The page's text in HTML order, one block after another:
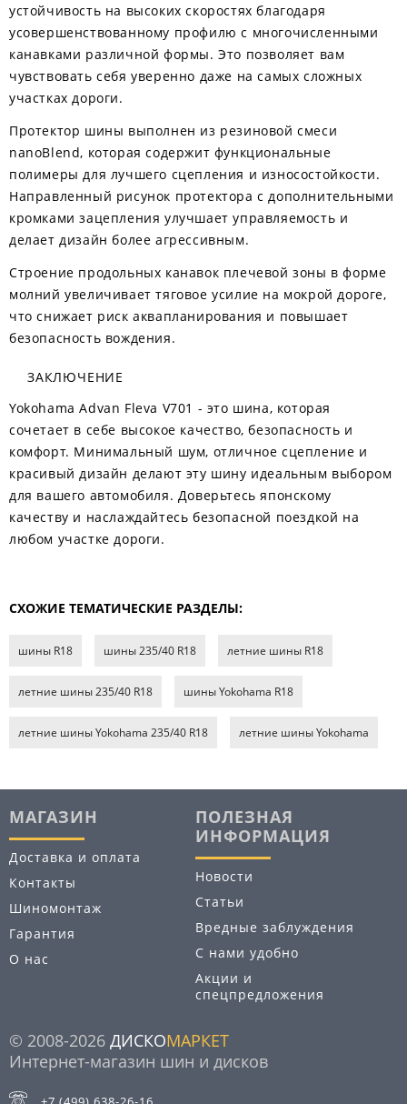
устойчивость на высоких скоростях благодаря
усовершенствованному профилю с многочисленными
канавками различной формы. Это позволяет вам
чувствовать себя уверенно даже на самых сложных
участках дороги.
Протектор шины выполнен из резиновой смеси
nanoBlend, которая содержит функциональные
полимеры для лучшего сцепления и износостойкости.
Направленный рисунок протектора с дополнительными
кромками зацепления улучшает управляемость и
делает дизайн более агрессивным.
Строение продольных канавок плечевой зоны в форме
молний увеличивает тяговое усилие на мокрой дороге,
что снижает риск аквапланирования и повышает
безопасность вождения.
ЗАКЛЮЧЕНИЕ
Yokohama Advan Fleva V701 - это шина, которая
сочетает в себе высокое качество, безопасность и
комфорт. Минимальный шум, отличное сцепление и
красивый дизайн делают эту шину идеальным выбором
для вашего автомобиля. Доверьтесь японскому
качеству и наслаждайтесь безопасной поездкой на
любом участке дороги.
СХОЖИЕ ТЕМАТИЧЕСКИЕ РАЗДЕЛЫ:
шины R18 шины 235/40 R18 летние шины R18
летние шины 235/40 R18 шины Yokohama R18
летние шины Yokohama 235/40 R18 летние шины Yokohama
МАГАЗИН
Доставка и оплата
Контакты
Шиномонтаж
Гарантия
О нас
ПОЛЕЗНАЯ
ИНФОРМАЦИЯ
Новости
Статьи
Вредные заблуждения
С нами удобно
Акции и
спецпредложения
© 2008-2026 ДИСКОМАРКЕТ
Интернет-магазин шин и дисков